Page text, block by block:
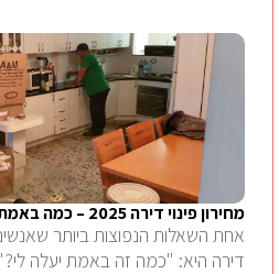
מחירון פינוי דירה 2025 – כמה באמת עולה לפנות דירה?
אחת השאלות הנפוצות ביותר
דירה היא: "כמה זה באמת יעלה